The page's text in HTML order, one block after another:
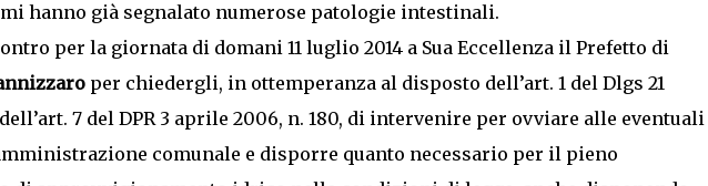
hanno già segnalato numerose patologie intestinali.
per la giornata di domani 11 luglio 2014 a Sua Eccellenza il Prefetto di
per chiedergli, in ottemperanza al disposto dell’art. 1 del Dlgs 21
7 del DPR 3 aprile 2006, n. 180, di intervenire per ovviare alle eventuali
comunale e disporre quanto necessario per il pieno